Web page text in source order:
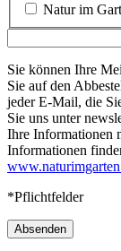
Natur im
Sie können Ihre
Sie auf den
jeder E-Mail, die
Sie uns unter
Ihre Informationen
Informationen
*Pflichtfelder
Absenden